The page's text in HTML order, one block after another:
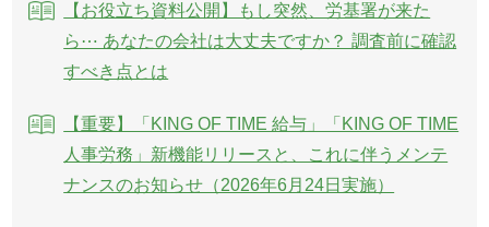
【お役立ち資料公開】もし突然、労基署が来た
ら⋯ あなたの会社は大丈夫ですか？ 調査前に確認
すべき点とは
【重要】「KING OF TIME 給与」「KING OF TIME
人事労務」新機能リリースと、これに伴うメンテ
ナンスのお知らせ（2026年6月24日実施）